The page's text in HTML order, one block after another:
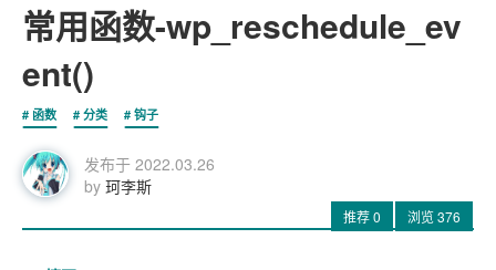
常用函数-wp_reschedule_ev
ent()
函数 分类 钩子
发布于 2022.03.26
by 珂李斯
推荐0 浏览376